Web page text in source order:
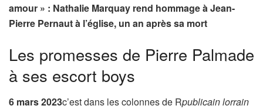
amour » : Nathalie Marquay rend hommage à Jean-
Pierre Pernaut à l’église, un an après sa mort
Les promesses de Pierre Palmade
à ses escort boys
6 mars 2023c’est dans les colonnes de Rpublicain lorrain